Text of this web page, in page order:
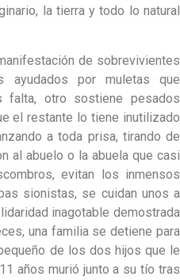
la tierra y todo lo natural
de sobrevivientes
ayudados por muletas que
falta, otro sostiene pesados
el restante lo tiene inutilizado
a toda prisa, tirando de
al abuelo o la abuela que casi
evitan los inmensos
sionistas, se cuidan unos a
inagotable demostrada
una familia se detiene para
de los dos hijos que le
años murió junto a su tío tras